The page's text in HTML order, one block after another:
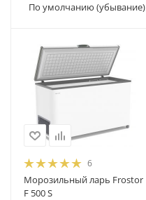
По умолчанию (убывание)
6
Морозильный ларь Frostor
F 500 S